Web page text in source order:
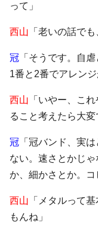
って」
西山 「老いの話で
冠 「そうです。自
1番と2番でアレンジ
西山 「いやー、こ
ること考えたら大
冠 「冠バンド、実
ない。速さとかじ
か、細かさとか。コ
西山 「メタルって
もんね」